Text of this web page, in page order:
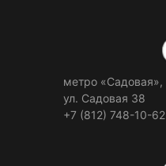
метро «Садовая»,
ул. Садовая 38
+7 (812) 748-10-62